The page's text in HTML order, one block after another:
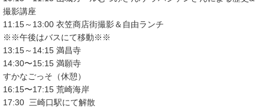
撮影講座
11:15～13:00 衣笠商店街撮影＆自由ランチ
※※午後はバスにて移動※※
13:15～14:15 満昌寺
14:30〜15:15 満願寺
すかなごっそ（休憩）
16:15〜17:15 荒崎海岸
17:30 三崎口駅にて解散